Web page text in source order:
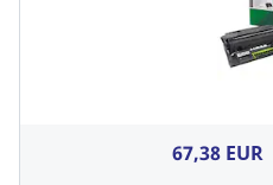
67,38 EUR